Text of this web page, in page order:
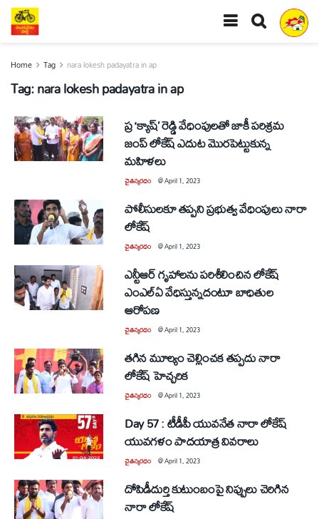
Home Tag nara lokesh padayatra in ap
Tag:nara lokesh padayatra in ap
ప్ర ‘క్యాష్’ రెడ్డి వేధింపులతో జాకీ పరిశ్రమ
జంప్ లోకేష్ ఎదుట మొరపెట్టుకున్న
మహిళలు
చైతన్యరధం @April 1, 2023
పోలీసులకూ తప్పని ప్రభుత్వ వేధింపులు నారా
లోకేష్
చైతన్యరధం @April 1, 2023
ఎన్టీఆర్ గృహాలను పరిశీలించిన లోకేష్
ఎం‌ఎల్‌ఏ వేధిస్తున్నదంటూ బాధితుల
ఆరోపణ
చైతన్యరధం @April 1, 2023
తగిన మూల్యం చెల్లించక తప్పదు నారా
లోకేష్ హెచ్చరిక
చైతన్యరధం @April 1, 2023
Day 57 : టీడీపీ యువనేత నారా లోకేష్
యువగళం పాదయాత్ర వివరాలు
చైతన్యరధం @April 1, 2023
దోపిడీదుర్తి కుటుంబంపై నిప్పులు చెరిగిన
నారా లోకేష్